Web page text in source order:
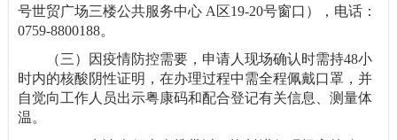
号世贸广场三楼公共服务中心 A区19-20号窗口），电话：
0759-8800188。
（三）因疫情防控需要，申请人现场确认时需持48小
时内的核酸阴性证明，在办理过程中需全程佩戴口罩，并
自觉向工作人员出示粤康码和配合登记有关信息、测量体
温。